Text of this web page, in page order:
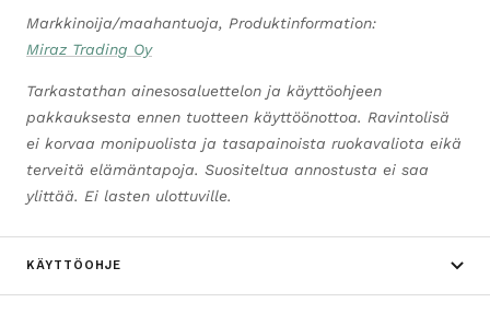
Markkinoija/maahantuoja, Produktinformation:
Miraz Trading Oy
Tarkastathan ainesosaluettelon ja käyttöohjeen
pakkauksesta ennen tuotteen käyttöönottoa. Ravintolisä
ei korvaa monipuolista ja tasapainoista ruokavaliota eikä
terveitä elämäntapoja. Suositeltua annostusta ei saa
ylittää. Ei lasten ulottuville.
KÄYTTÖOHJE